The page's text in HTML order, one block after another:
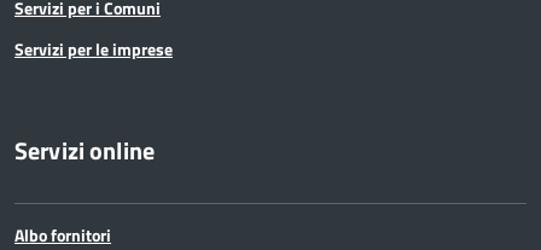
Servizi per i Comuni
Servizi per le imprese
Servizi online
Albo fornitori